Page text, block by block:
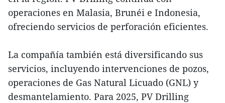
operaciones en Malasia, Brunéi e Indonesia,
ofreciendo servicios de perforación eficientes.
La compañía también está diversificando sus
servicios, incluyendo intervenciones de pozos,
operaciones de Gas Natural Licuado (GNL) y
desmantelamiento. Para 2025, PV Drilling